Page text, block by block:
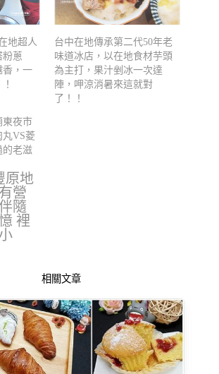
地超人
粉蔥
香，一
台中在地傳承第二代50年老
味道冰店，以在地食材芋頭
為主打，果汁剉冰一次達
陣，呷涼消暑來這就對
了！！
東夜市
VS菱
的老滋
原地
營
隨
裡
相關文章